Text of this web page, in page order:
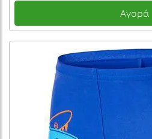
Αγορά